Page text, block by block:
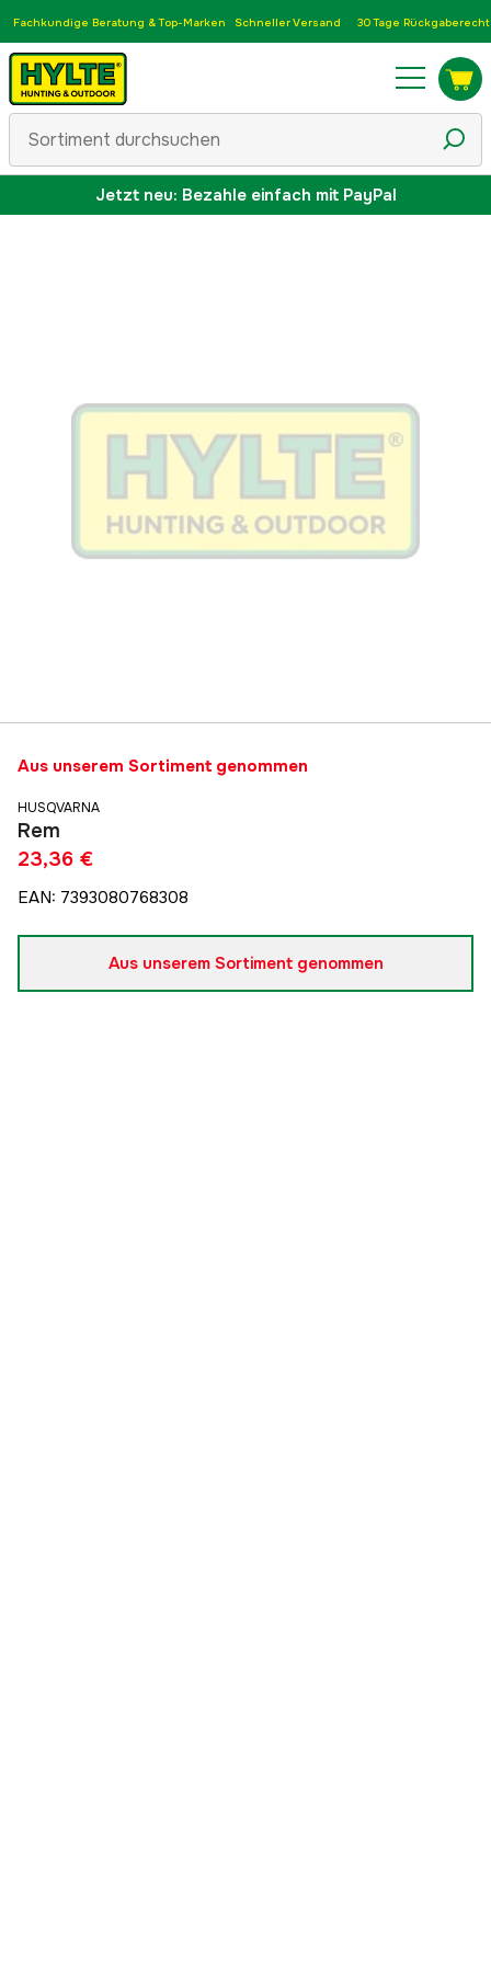
Fachkundige Beratung & Top-Marken Schneller Versand 30 Tage Rückgaberecht
Jetzt neu: Bezahle einfach mit PayPal
Aus unserem Sortiment genommen
HUSQVARNA
Rem
23,36 €
EAN: 7393080768308
Aus unserem Sortiment genommen